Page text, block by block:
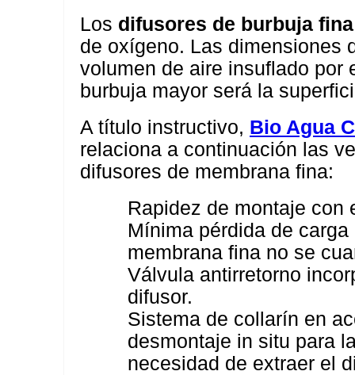
Los difusores de burbuja fina
de oxígeno. Las dimensiones
volumen de aire insuflado por
burbuja mayor será la
A título instructivo, Bio Agua
relaciona a continuación las
difusores de membrana fina:
Rapidez de montaje con
Mínima pérdida de
membrana fina no se
Válvula antirretorno
difusor.
Sistema de collarín en
desmontaje in situ para
necesidad de extraer el